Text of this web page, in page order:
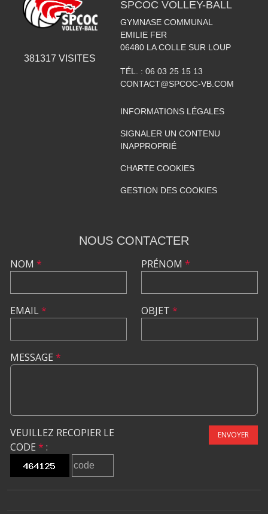
381317 VISITES
SPCOC VOLLEY-BALL
GYMNASE COMMUNAL
EMILIE FER
06480 LA COLLE SUR LOUP
TÉL. : 06 03 25 15 13
CONTACT@SPCOC-VB.COM
INFORMATIONS LÉGALES
SIGNALER UN CONTENU
INAPPROPRIÉ
CHARTE COOKIES
GESTION DES COOKIES
NOUS CONTACTER
NOM *
EMAIL*
PRÉNOM *
OBJET *
MESSAGE *
VEUILLEZ RECOPIER LE
CODE * :
ENVOYER